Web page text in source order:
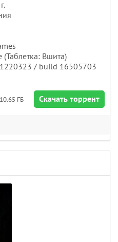
Вшита)
/ build 16505703
Скачать торрент
10.65 ГБ